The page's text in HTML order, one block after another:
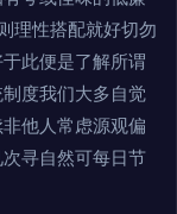
理性搭配就好切勿
此便是了解所谓
度我们大多自觉
他人常虑源观偏
寻自然可每日节